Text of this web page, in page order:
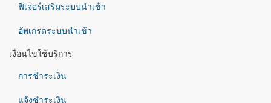
ฟีเจอร์เสริมระบบนำเข้า
อัพเกรดระบบนำเข้า
เงื่อนไขใช้บริการ
การชำระเงิน
แจ้งชำระเงิน